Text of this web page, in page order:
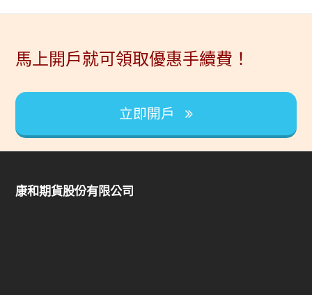
馬上開戶就可領取優惠手續費！
立即開戶
康和期貨股份有限公司